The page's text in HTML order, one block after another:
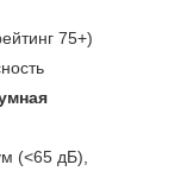
75+)
(<65 дБ),